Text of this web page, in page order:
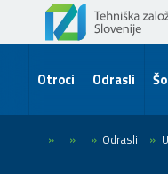
Otroci Odrasli
» » » Odrasli »